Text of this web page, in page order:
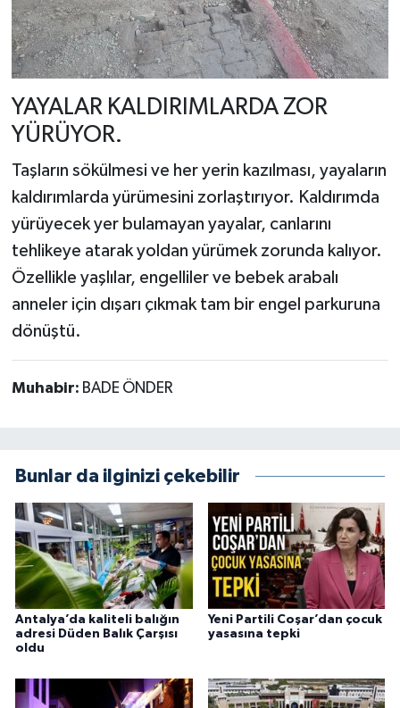
YAYALAR KALDIRIMLARDA ZOR
YÜRÜYOR.
Taşların sökülmesi ve her yerin kazılması, yayaların
kaldırımlarda yürümesini zorlaştırıyor. Kaldırımda
yürüyecek yer bulamayan yayalar, canlarını
tehlikeye atarak yoldan yürümek zorunda kalıyor.
Özellikle yaşlılar, engelliler ve bebek arabalı
anneler için dışarı çıkmak tam bir engel parkuruna
dönüştü.
Muhabir: BADE ÖNDER
Bunlar da ilginizi çekebilir
Antalya’da kaliteli balığın
adresi Düden Balık Çarşısı
oldu
Yeni Partili Coşar’dan çocuk
yasasına tepki